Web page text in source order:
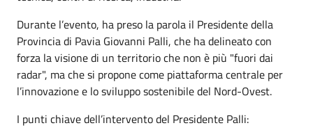
Durante l’evento, ha preso la parola il Presidente della
Provincia di Pavia Giovanni Palli, che ha delineato con
forza la visione di un territorio che non è più "fuori dai
radar", ma che si propone come piattaforma centrale per
l’innovazione e lo sviluppo sostenibile del Nord-Ovest.
I punti chiave dell’intervento del Presidente Palli: